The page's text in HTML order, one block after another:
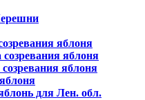
яблоня
созревания яблоня
яблоня
для Лен. обл.